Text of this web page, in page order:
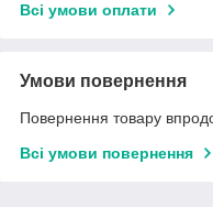
Всі умови оплати
Умови повернення
Повернення товару
Всі умови повернення